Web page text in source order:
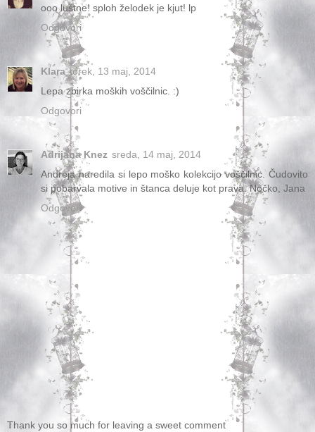
ooo luštne! sploh želodek je kjut! lp
Odgovori
Klara torek, 13 maj, 2014
Lepa zbirka moških voščilnic. :)
Odgovori
Adrijana Knez sreda, 14 maj, 2014
Andreja naredila si lepo moško kolekcijo voščilnic. Čudovito
si pobarvala motive in štanca deluje kot prava. Nočko, Jana
Odgovori
Thank you so much for leaving a sweet comment